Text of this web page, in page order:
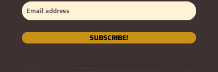
Email
address(Obligatorio)
SUBSCRIBE!